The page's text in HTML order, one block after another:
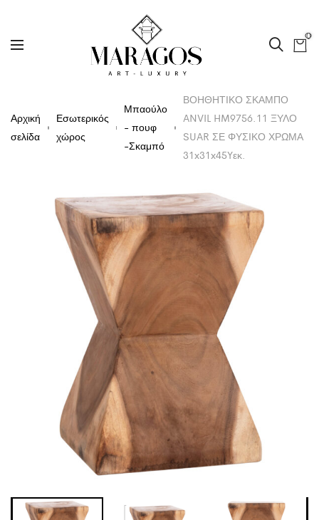
0
Αρχική
σελίδα
Εσωτερικός
χώρος
Μπαούλο
- πουφ
-Σκαμπό
ΒΟΗΘΗΤΙΚΟ ΣΚΑΜΠΟ
ANVIL HM9756.11 ΞΥΛΟ
SUAR ΣΕ ΦΥΣΙΚΟ ΧΡΩΜΑ
31x31x45Yεκ.